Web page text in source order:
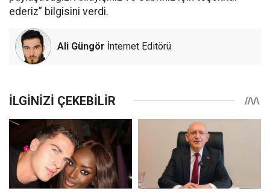
ederiz” bilgisini verdi.
Ali Güngör İnternet Editörü